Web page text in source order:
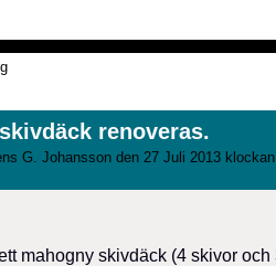
renoveras.
G. Johansson den 27 Juli 2013
mahogny skivdäck (4 skivor och